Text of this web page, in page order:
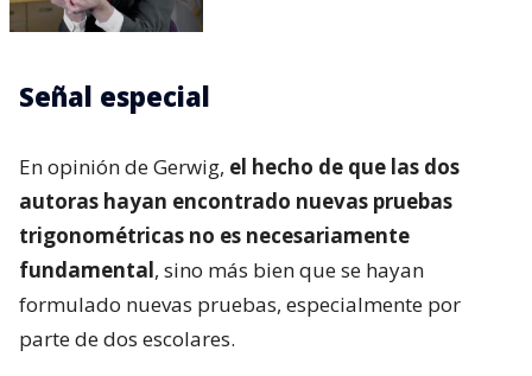
Señal especial
En opinión de Gerwig, el hecho de que las dos
autoras hayan encontrado nuevas pruebas
trigonométricas no es necesariamente
fundamental, sino más bien que se hayan
formulado nuevas pruebas, especialmente por
parte de dos escolares.